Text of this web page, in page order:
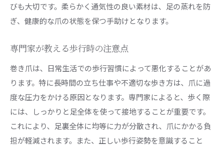
びも大切です。柔らかく通気性の良い素材は、足の蒸れを防
ぎ、健康的な爪の状態を保つ手助けとなります。
専門家が教える歩行時の注意点
巻き爪は、日常生活での歩行習慣によって悪化することがあ
ります。特に長時間の立ち仕事や不適切な歩き方は、爪に過
度な圧力をかける原因となります。専門家によると、歩く際
には、しっかりと足全体を使って接地することが重要です。
これにより、足裏全体に均等に力が分散され、爪にかかる負
担が軽減されます。また、正しい歩行姿勢を意識すること